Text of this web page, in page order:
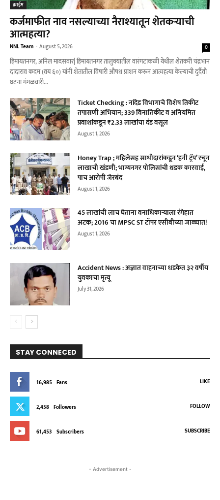
क्राईम
कर्जमाफीत नाव नसल्याच्या नैराश्यातून शेतकऱ्याची
आत्महत्या?
NNL Team - August 5, 2026 0
हिमायतनगर, अनिल मादसवार| हिमायतनगर तालुक्यातील वारंगटाकळी येथील शेतकरी चंद्रभान
दादाराव कदम (वय ६०) यांनी शेतातील विषारी औषध प्राशन करून आत्महत्या केल्याची दुर्दैवी
घटना मंगळवारी...
Ticket Checking : नांदेड विभागाचे विशेष तिकीट
तपासणी अभियान; 339 विनातिकीट व अनियमित
प्रवाशांकडून ₹2.33 लाखांचा दंड वसूल
August 1, 2026
Honey Trap ; महिलेसह साथीदारांकडून ‘हनी ट्रॅप’ रचून
लाखाची खंडणी; भाग्यनगर पोलिसांची धडक कारवाई,
पाच आरोपी जेरबंद
August 1, 2026
45 लाखांची लाच घेताना वनाधिकाऱ्याला रंगेहात
अटक; 2016 चा MPSC ST टॉपर एसीबीच्या जाळ्यात!
August 1, 2026
Accident News : अज्ञात वाहनाच्या धडकेत ३२ वर्षीय
युवकाचा मृत्यू
July 31, 2026
STAY CONNECED
16,985 Fans LIKE
2,458 Followers FOLLOW
61,453 Subscribers SUBSCRIBE
- Advertisement -